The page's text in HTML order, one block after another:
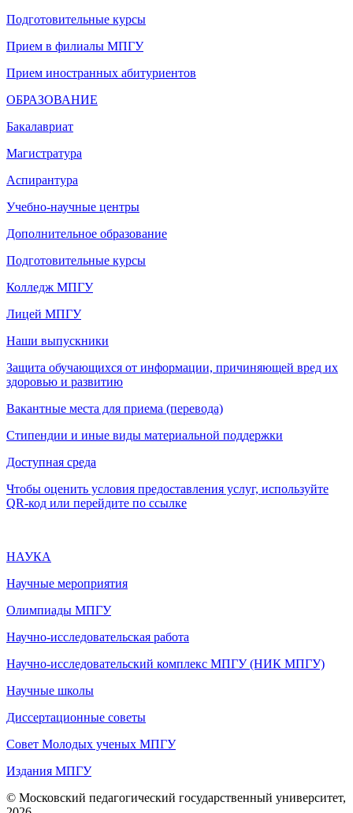
Подготовительные курсы
Прием в филиалы МПГУ
Прием иностранных абитуриентов
ОБРАЗОВАНИЕ
Бакалавриат
Магистратура
Аспирантура
Учебно-научные центры
Дополнительное образование
Подготовительные курсы
Колледж МПГУ
Лицей МПГУ
Наши выпускники
Защита обучающихся от информации, причиняющей вред их
здоровью и развитию
Вакантные места для приема (перевода)
Стипендии и иные виды материальной поддержки
Доступная среда
Чтобы оценить условия предоставления услуг, используйте
QR-код или перейдите по ссылке
НАУКА
Научные мероприятия
Олимпиады МПГУ
Научно-исследовательская работа
Научно-исследовательский комплекс МПГУ (НИК МПГУ)
Научные школы
Диссертационные советы
Совет Молодых ученых МПГУ
Издания МПГУ
© Московский педагогический государственный университет,